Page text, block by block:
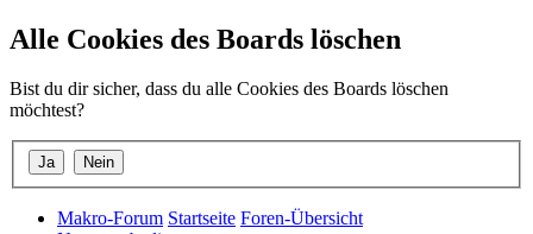
Alle Cookies des Boards löschen
Bist du dir sicher, dass du alle Cookies des Boards löschen
möchtest?
Makro-Forum Startseite Foren-Übersicht